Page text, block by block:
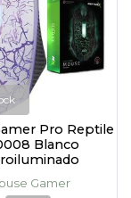
Pro Reptile
Blanco
Gamer